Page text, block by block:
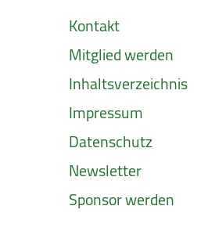
Kontakt
Mitglied werden
Inhaltsverzeichnis
Impressum
Datenschutz
Newsletter
Sponsor werden